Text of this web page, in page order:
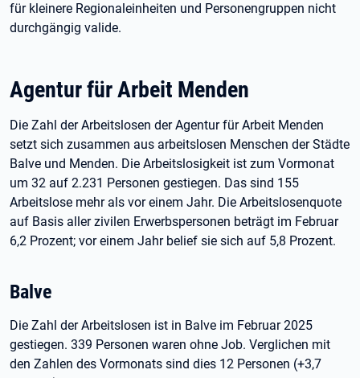
für kleinere Regionaleinheiten und Personengruppen nicht
durchgängig valide.
Agentur für Arbeit Menden
Die Zahl der Arbeitslosen der Agentur für Arbeit Menden
setzt sich zusammen aus arbeitslosen Menschen der Städte
Balve und Menden. Die Arbeitslosigkeit ist zum Vormonat
um 32 auf 2.231 Personen gestiegen. Das sind 155
Arbeitslose mehr als vor einem Jahr. Die Arbeitslosenquote
auf Basis aller zivilen Erwerbspersonen beträgt im Februar
6,2 Prozent; vor einem Jahr belief sie sich auf 5,8 Prozent.
Balve
Die Zahl der Arbeitslosen ist in Balve im Februar 2025
gestiegen. 339 Personen waren ohne Job. Verglichen mit
den Zahlen des Vormonats sind dies 12 Personen (+3,7